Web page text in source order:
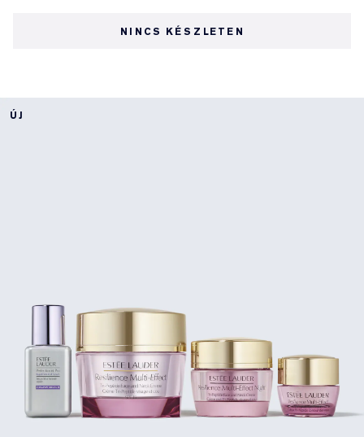
NINCS KÉSZLETEN
ÚJ